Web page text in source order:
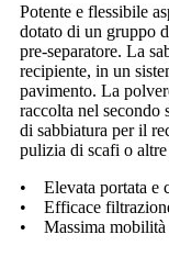
Potente e flessibile
dotato di un gruppo
pre-separatore. La
recipiente, in un
pavimento. La
raccolta nel secondo
di sabbiatura per il
pulizia di scafi o
• Elevata portata e
• Efficace filtrazione
• Massima mobilità